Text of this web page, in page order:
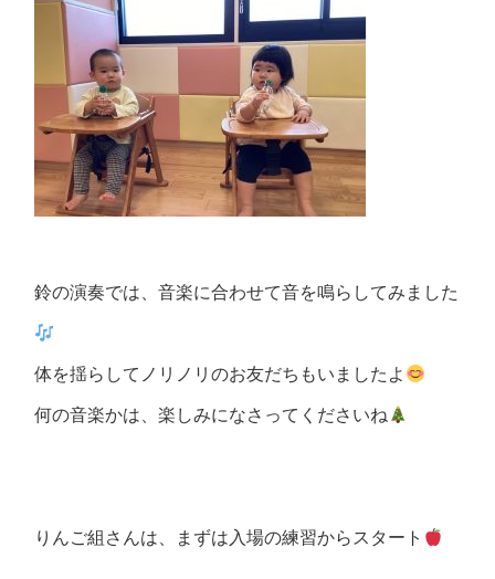
鈴の演奏では、音楽に合わせて音を鳴らしてみました
体を揺らしてノリノリのお友だちもいましたよ
何の音楽かは、楽しみになさってくださいね
りんご組さんは、まずは入場の練習からスタート